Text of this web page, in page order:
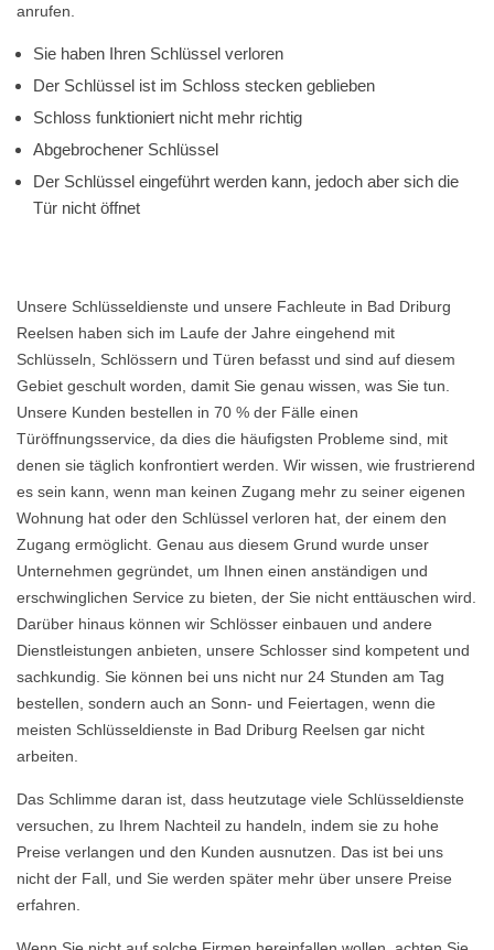
anrufen.
Sie haben Ihren Schlüssel verloren
Der Schlüssel ist im Schloss stecken geblieben
Schloss funktioniert nicht mehr richtig
Abgebrochener Schlüssel
Der Schlüssel eingeführt werden kann, jedoch aber sich die
Tür nicht öffnet
Unsere Schlüsseldienste und unsere Fachleute in Bad Driburg
Reelsen haben sich im Laufe der Jahre eingehend mit
Schlüsseln, Schlössern und Türen befasst und sind auf diesem
Gebiet geschult worden, damit Sie genau wissen, was Sie tun.
Unsere Kunden bestellen in 70 % der Fälle einen
Türöffnungsservice, da dies die häufigsten Probleme sind, mit
denen sie täglich konfrontiert werden. Wir wissen, wie frustrierend
es sein kann, wenn man keinen Zugang mehr zu seiner eigenen
Wohnung hat oder den Schlüssel verloren hat, der einem den
Zugang ermöglicht. Genau aus diesem Grund wurde unser
Unternehmen gegründet, um Ihnen einen anständigen und
erschwinglichen Service zu bieten, der Sie nicht enttäuschen wird.
Darüber hinaus können wir Schlösser einbauen und andere
Dienstleistungen anbieten, unsere Schlosser sind kompetent und
sachkundig. Sie können bei uns nicht nur 24 Stunden am Tag
bestellen, sondern auch an Sonn- und Feiertagen, wenn die
meisten Schlüsseldienste in Bad Driburg Reelsen gar nicht
arbeiten.
Das Schlimme daran ist, dass heutzutage viele Schlüsseldienste
versuchen, zu Ihrem Nachteil zu handeln, indem sie zu hohe
Preise verlangen und den Kunden ausnutzen. Das ist bei uns
nicht der Fall, und Sie werden später mehr über unsere Preise
erfahren.